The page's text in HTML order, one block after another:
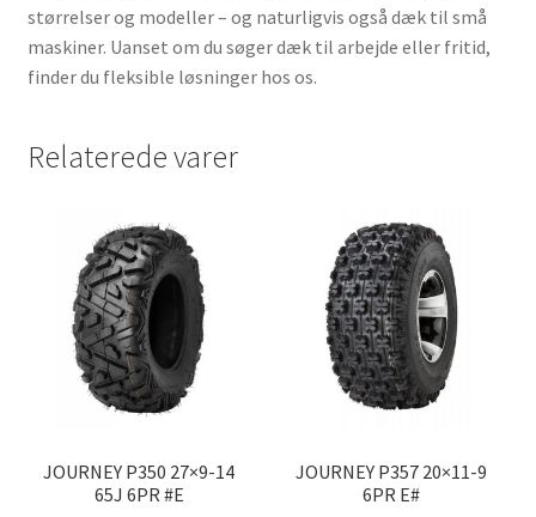
størrelser og modeller – og naturligvis også dæk til små
maskiner. Uanset om du søger dæk til arbejde eller fritid,
finder du fleksible løsninger hos os.
Relaterede varer
JOURNEY P350 27×9-14
65J 6PR #E
JOURNEY P357 20×11-9
6PR E#